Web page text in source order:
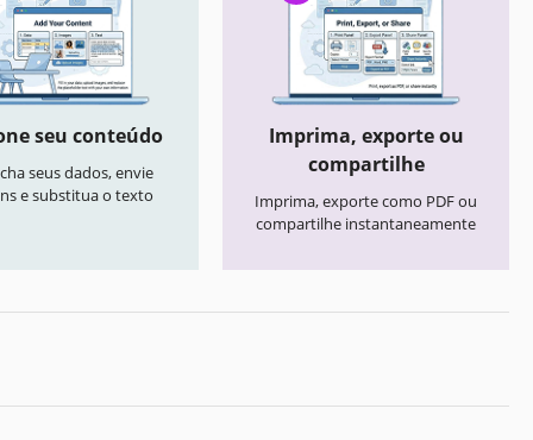
seu conteúdo
seus dados, envie
e substitua o texto
Imprima, exporte ou
compartilhe
Imprima, exporte como PDF ou
compartilhe instantaneamente